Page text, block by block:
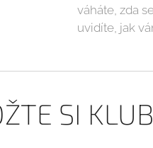
váháte, zda
uvidíte, jak
SI